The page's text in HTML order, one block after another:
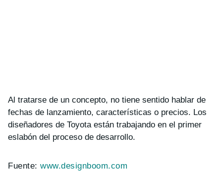
Al tratarse de un concepto, no tiene sentido hablar de
fechas de lanzamiento, características o precios. Los
diseñadores de Toyota están trabajando en el primer
eslabón del proceso de desarrollo.
Fuente:www.designboom.com